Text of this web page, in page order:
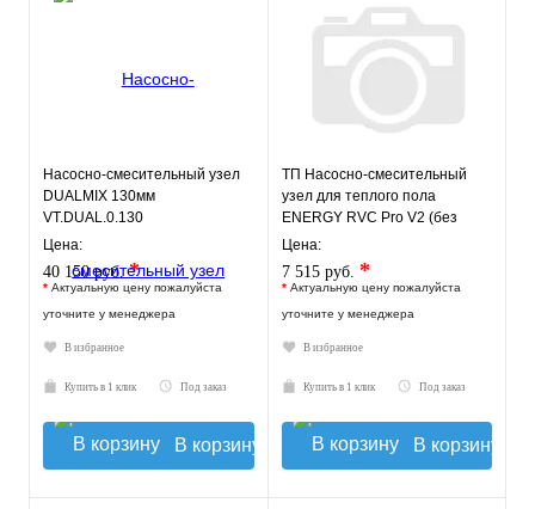
Насосно-смесительный узел
DUALMIX 130мм
VT.DUAL.0.130
Цена:
40 150 руб.*
* Актуальную цену пожалуйста
уточните у менеджера
В избранное
Купить в 1 клик Под заказ
В корзину
ТП Насосно-смесительный
узел для теплого пола
ENERGY RVC Pro V2 (без
насоса)
Цена:
7 515 руб. *
* Актуальную цену пожалуйста
уточните у менеджера
В избранное
Купить в 1 клик Под заказ
В корзину